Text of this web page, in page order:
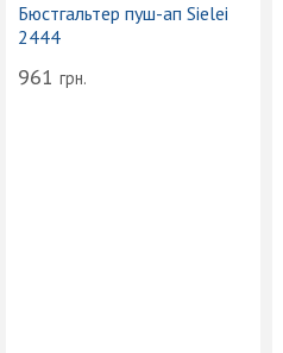
Бюстгальтер пуш-ап Sielei
2444
961 грн.